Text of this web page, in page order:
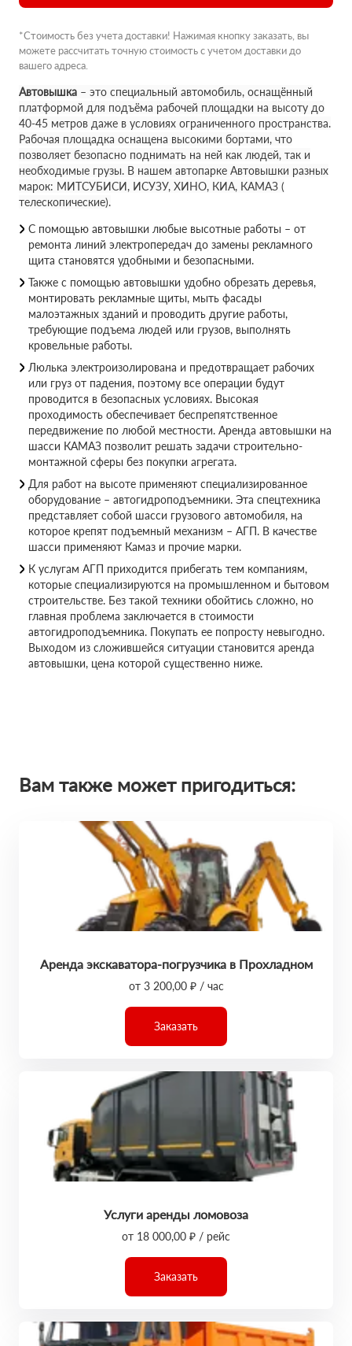
*Стоимость без учета доставки! Нажимая кнопку заказать, вы
можете рассчитать точную стоимость с учетом доставки до
вашего адреса.
Автовышка – это специальный автомобиль, оснащённый
платформой для подъёма рабочей площадки на высоту до
40-45 метров даже в условиях ограниченного пространства.
Рабочая площадка оснащена высокими бортами, что
позволяет безопасно поднимать на ней как людей, так и
необходимые грузы. В нашем автопарке Автовышки разных
марок: МИТСУБИСИ, ИСУЗУ, ХИНО, КИА, КАМАЗ (
телескопические).
С помощью автовышки любые высотные работы – от
ремонта линий электропередач до замены рекламного
щита становятся удобными и безопасными.
Также с помощью автовышки удобно обрезать деревья,
монтировать рекламные щиты, мыть фасады
малоэтажных зданий и проводить другие работы,
требующие подъема людей или грузов, выполнять
кровельные работы.
Люлька электроизолирована и предотвращает рабочих
или груз от падения, поэтому все операции будут
проводится в безопасных условиях. Высокая
проходимость обеспечивает беспрепятственное
передвижение по любой местности. Аренда автовышки на
шасси КАМАЗ позволит решать задачи строительно-
монтажной сферы без покупки агрегата.
Для работ на высоте применяют специализированное
оборудование – автогидроподъемники. Эта спецтехника
представляет собой шасси грузового автомобиля, на
которое крепят подъемный механизм – АГП. В качестве
шасси применяют Камаз и прочие марки.
К услугам АГП приходится прибегать тем компаниям,
которые специализируются на промышленном и бытовом
строительстве. Без такой техники обойтись сложно, но
главная проблема заключается в стоимости
автогидроподъемника. Покупать ее попросту невыгодно.
Выходом из сложившейся ситуации становится аренда
автовышки, цена которой существенно ниже.
Вам также может пригодиться:
Аренда экскаватора-погрузчика в Прохладном
от 3 200,00 ₽ / час
Заказать
Услуги аренды ломовоза
от 18 000,00 ₽ / рейс
Заказать